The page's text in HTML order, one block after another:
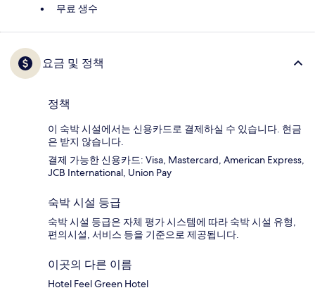
무료 생수
요금 및 정책
정책
이 숙박 시설에서는 신용카드로 결제하실 수 있습니다. 현금
은 받지 않습니다.
결제 가능한 신용카드: Visa, Mastercard, American Express,
JCB International, Union Pay
숙박 시설 등급
숙박 시설 등급은 자체 평가 시스템에 따라 숙박 시설 유형,
편의시설, 서비스 등을 기준으로 제공됩니다.
이곳의 다른 이름
Hotel Feel Green Hotel